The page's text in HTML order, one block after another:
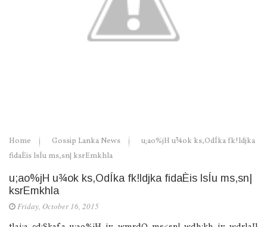
Home Gossip Lanka News
u;ao%jH u¾ok ks,OdÍka fk!ldjka
fidaÈis lsÍu ms,sn| ksrEmkhla
u;ao%jH u¾ok ks,OdÍka fk!ldjka fidaÈis lsÍu ms,sn|
ksrEmkhla
Friday, October 16, 2015